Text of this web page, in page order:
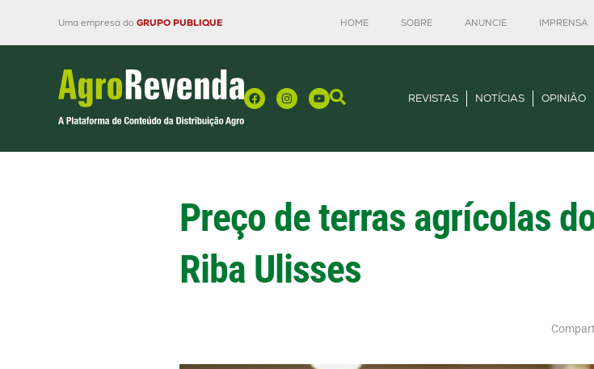
Uma empresa do GRUPO PUBLIQUE HOME SOBRE ANUNCIE IMPRENSA
REVISTAS NOTÍCIAS OPINIÃO
Preço de terras agrícolas
Riba Ulisses